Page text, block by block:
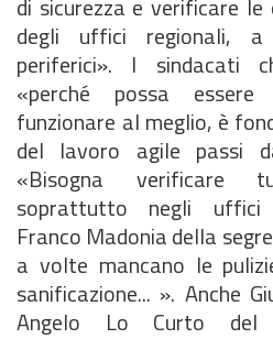
di sicurezza e verificare le
degli uffici regionali,
periferici». I sindacati
«perché possa
funzionare al meglio, è
del lavoro agile passi
«Bisogna verificare
soprattutto negli uffici
Franco Madonia della
a volte mancano le
sanificazione... ». Anche
Angelo Lo Curto del